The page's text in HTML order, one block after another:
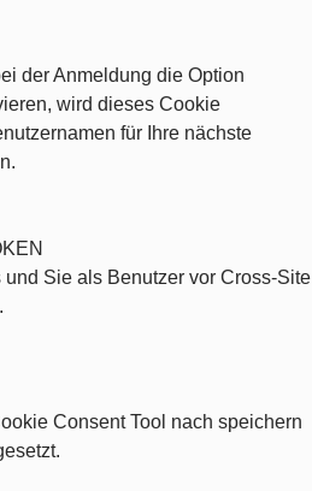
der Anmeldung die Option
wird dieses Cookie
für Ihre nächste
und Sie als Benutzer vor Cross-Site
Consent Tool nach speichern